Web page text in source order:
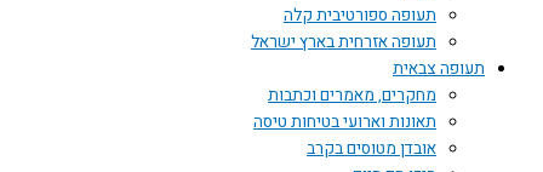
תעופה ספורטיבית קלה
תעופה אזרחית בארץ ישראל
תעופה צבאית
מחקרים, מאמרים וכתבות
תאונות וארועי בטיחות טיסה
אובדן מטוסים בקרב